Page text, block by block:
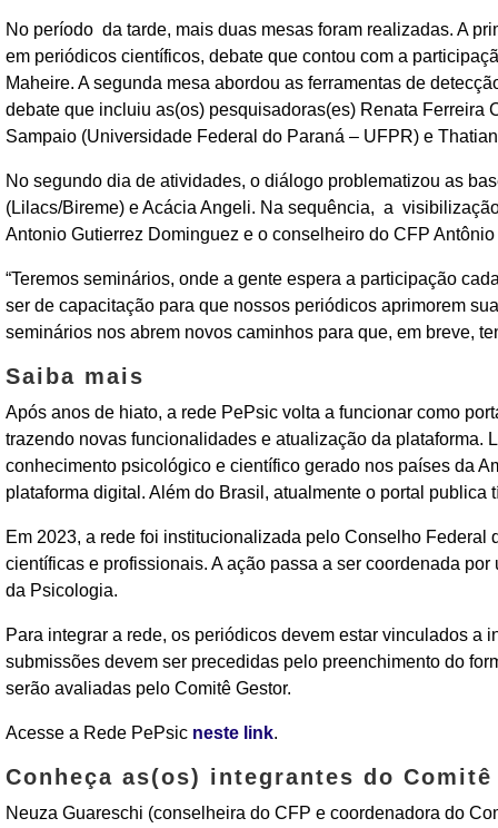
No período da tarde, mais duas mesas foram realizadas. A
em periódicos científicos, debate que contou com a
Maheire. A segunda mesa abordou as ferramentas de
debate que incluiu as(os) pesquisadoras(es) Renata
Sampaio (Universidade Federal do Paraná – UFPR) e
No segundo dia de atividades, o diálogo problematizou as
(Lilacs/Bireme) e Acácia Angeli. Na sequência, a
Antonio Gutierrez Dominguez e o conselheiro do CFP
“Teremos seminários, onde a gente espera a participação
ser de capacitação para que nossos periódicos aprimorem
seminários nos abrem novos caminhos para que, em breve,
Saiba mais
Após anos de hiato, a rede PePsic volta a funcionar como
trazendo novas funcionalidades e atualização da plataforma.
conhecimento psicológico e científico gerado nos países da
plataforma digital. Além do Brasil, atualmente o portal publica
Em 2023, a rede foi institucionalizada pelo Conselho
científicas e profissionais. A ação passa a ser coordenada por
da Psicologia.
Para integrar a rede, os periódicos devem estar vinculados a
submissões devem ser precedidas pelo preenchimento do
serão avaliadas pelo Comitê Gestor.
Acesse a Rede PePsic neste link.
Conheça as(os) integrantes do
Neuza Guareschi (conselheira do CFP e coordenadora do